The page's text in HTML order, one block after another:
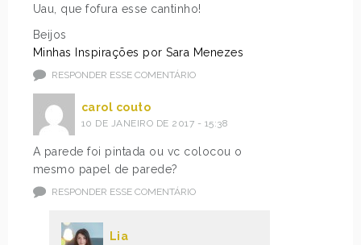
Uau, que fofura esse cantinho!
Beijos
Minhas Inspirações por Sara Menezes
RESPONDER ESSE COMENTÁRIO
carol couto
10 DE JANEIRO DE 2017 - 15:38
A parede foi pintada ou vc colocou o
mesmo papel de parede?
RESPONDER ESSE COMENTÁRIO
Lia